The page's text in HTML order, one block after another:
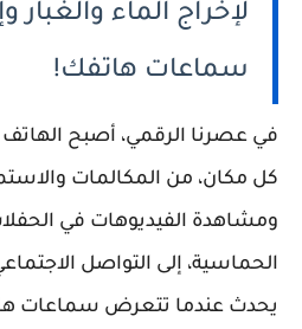
لإخراج الماء
سماعات هاتفك!
في عصرنا الرقمي، أصبح الهاتف
كل مكان، من المكالمات
ومشاهدة الفيديوهات في
الحماسية، إلى التواصل
يحدث عندما تتعرض سماعات